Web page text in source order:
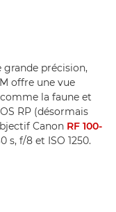
précision,
offre une vue
la faune et
RP (désormais
Canon RF 100-
s, f/8 et ISO 1250.